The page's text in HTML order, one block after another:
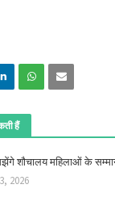
हैं
शौचालय महिलाओं के
2026